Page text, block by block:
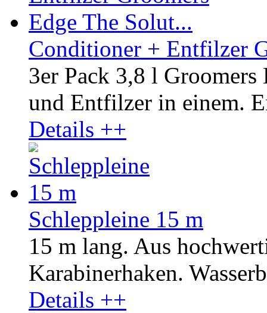
Conditioner + Entfilzer
3er Pack 3,8 l
und Entfilzer in einem.
Details ++
Schleppleine 15 m
15 m lang. Aus
Karabinerhaken.
Details ++